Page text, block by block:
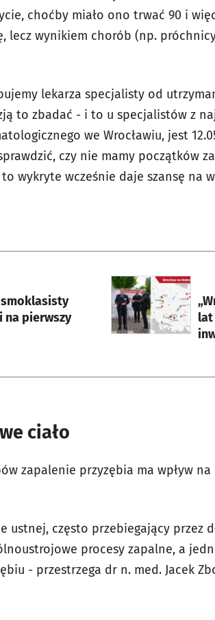
choćby miało ono trwać 90 i
lecz wynikiem chorób (np.
lekarza specjalisty od
to zbadać - i to u specjalistów z
we Wrocławiu, jest
czy nie mamy początków
wykryte wcześnie daje szansę na
na pierwszy
lat
otworzy się w
ciało
zapalenie przyzębia ma wpływ
ustnej, często przebiegający przez
procesy zapalne, a
- przestrzega dr n. med. Jacek